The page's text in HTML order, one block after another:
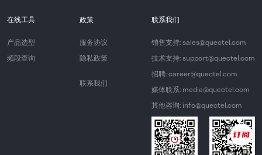
在线工具
产品选型
频段查询
政策
服务协议
隐私政策
联系我们
联系我们
销售支持: sales@quectel.com
技术支持: support@quectel.com
招聘: career@quectel.com
媒体联系: media@quectel.com
其他咨询: info@quectel.com